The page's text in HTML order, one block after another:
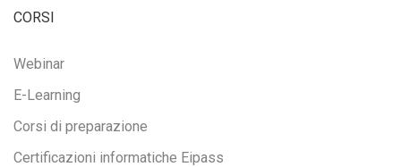
CORSI
Webinar
E-Learning
Corsi di preparazione
Certificazioni informatiche Eipass